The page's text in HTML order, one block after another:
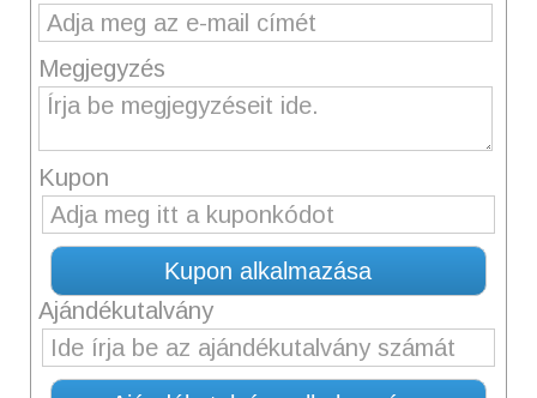
Megjegyzés
Kupon
Ajándékutalvány